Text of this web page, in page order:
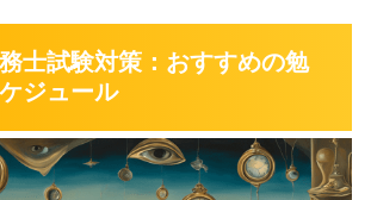
士試験対策：おすすめの勉
ジュール